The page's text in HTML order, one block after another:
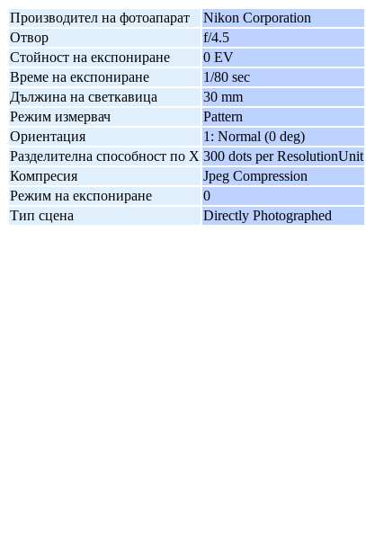
Производител на фотоапарат Nikon Corporation
Отвор
f/4.5
Стойност на експониране
0 EV
Време на експониране
1/80 sec
Дължина на светкавица
30 mm
Режим измервач
Pattern
Ориентация
1: Normal (0 deg)
Разделителна способност по X 300 dots per ResolutionUnit
Компресия
Jpeg Compression
Режим на експониране
0
Тип сцена
Directly Photographed